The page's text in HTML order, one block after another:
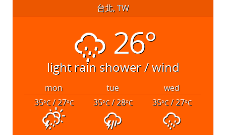
台北, TW
26°
light rain shower / wind
mon tue
wed
35°C/ 27°C 35°C/ 28°C 35°C/ 27°C